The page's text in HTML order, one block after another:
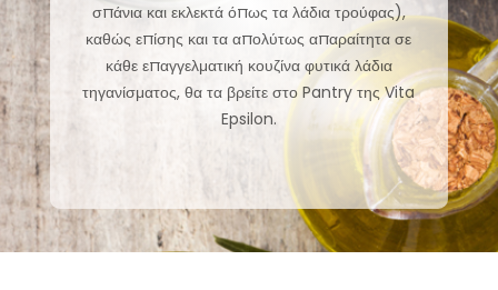
σπάνια και εκλεκτά όπως τα λάδια τρούφας),
καθώς επίσης και τα απολύτως απαραίτητα σε
κάθε επαγγελματική κουζίνα φυτικά λάδια
τηγανίσματος, θα τα βρείτε στο Pantry της Vita
Epsilon.